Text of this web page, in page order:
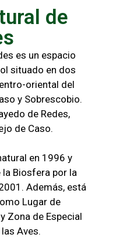
de
es un espacio
situado en dos
oriental del
y Sobrescobio.
de Redes,
de Caso.
en 1996 y
Biosfera por la
Además, está
Lugar de
Zona de Especial
Aves.